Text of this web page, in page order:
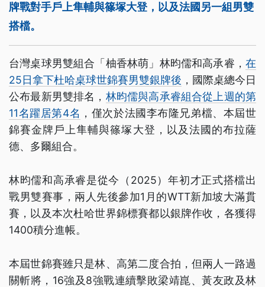
牌戰對手戶上隼輔與篠塚大登，以及法國另一組男雙
搭檔。
台灣桌球男雙組合「柚香林萌」林昀儒和高承睿， 在
25日拿下杜哈桌球世錦賽男雙銀牌後 ，國際桌總今日
公布最新男雙排名， 林昀儒與高承睿組合從上週的第
11名躍居第4名 ，僅次於法國李布隆兄弟檔、本屆世
錦賽金牌戶上隼輔與篠塚大登，以及法國的布拉薩
德、多爾組合。
林昀儒和高承睿是從今（2025）年初才正式搭檔出
戰男雙賽事，兩人先後參加1月的WTT新加坡大滿貫
賽，以及本次杜哈世界錦標賽都以銀牌作收，各獲得
1400積分進帳。
本屆世錦賽雖只是林、高第二度合拍，但兩人一路過
關斬將，16強及8強戰連續擊敗梁靖崑、黃友政及林